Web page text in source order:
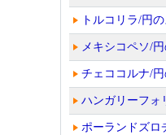
トルコリラ/円
メキシコペソ/
チェココルナ/
ハンガリーフォ
ポーランドズロ